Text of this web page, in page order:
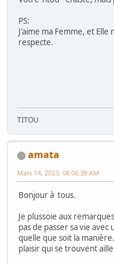
PS:
J'aime ma Femme, et
respecte.
TITOU
amata
Mars 14, 2023, 08:06:39 AM
Bonjour à tous.
Je plussoie aux
pas de passer sa vie
quelle que soit la
plaisir qui se trouvent